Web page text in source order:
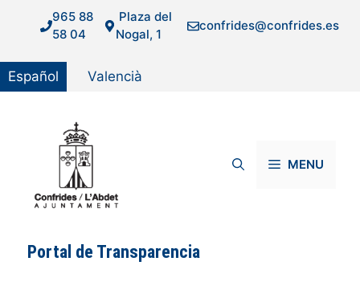
965 88
58 04
Plaza del
Nogal, 1
confrides@confrides.es
Español Valencià
MENU
Portal de Transparencia